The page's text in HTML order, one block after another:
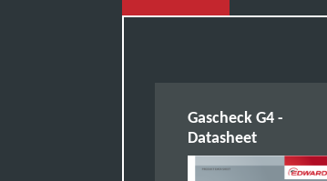
Gascheck G4 -
Datasheet